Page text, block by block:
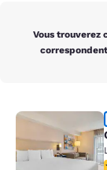
Vous trouverez
Comfort